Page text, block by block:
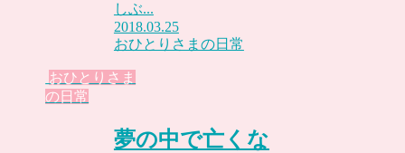
しぶ...
2018.03.25
おひとりさまの日常
おひとりさま
の日常
夢の中で亡くな